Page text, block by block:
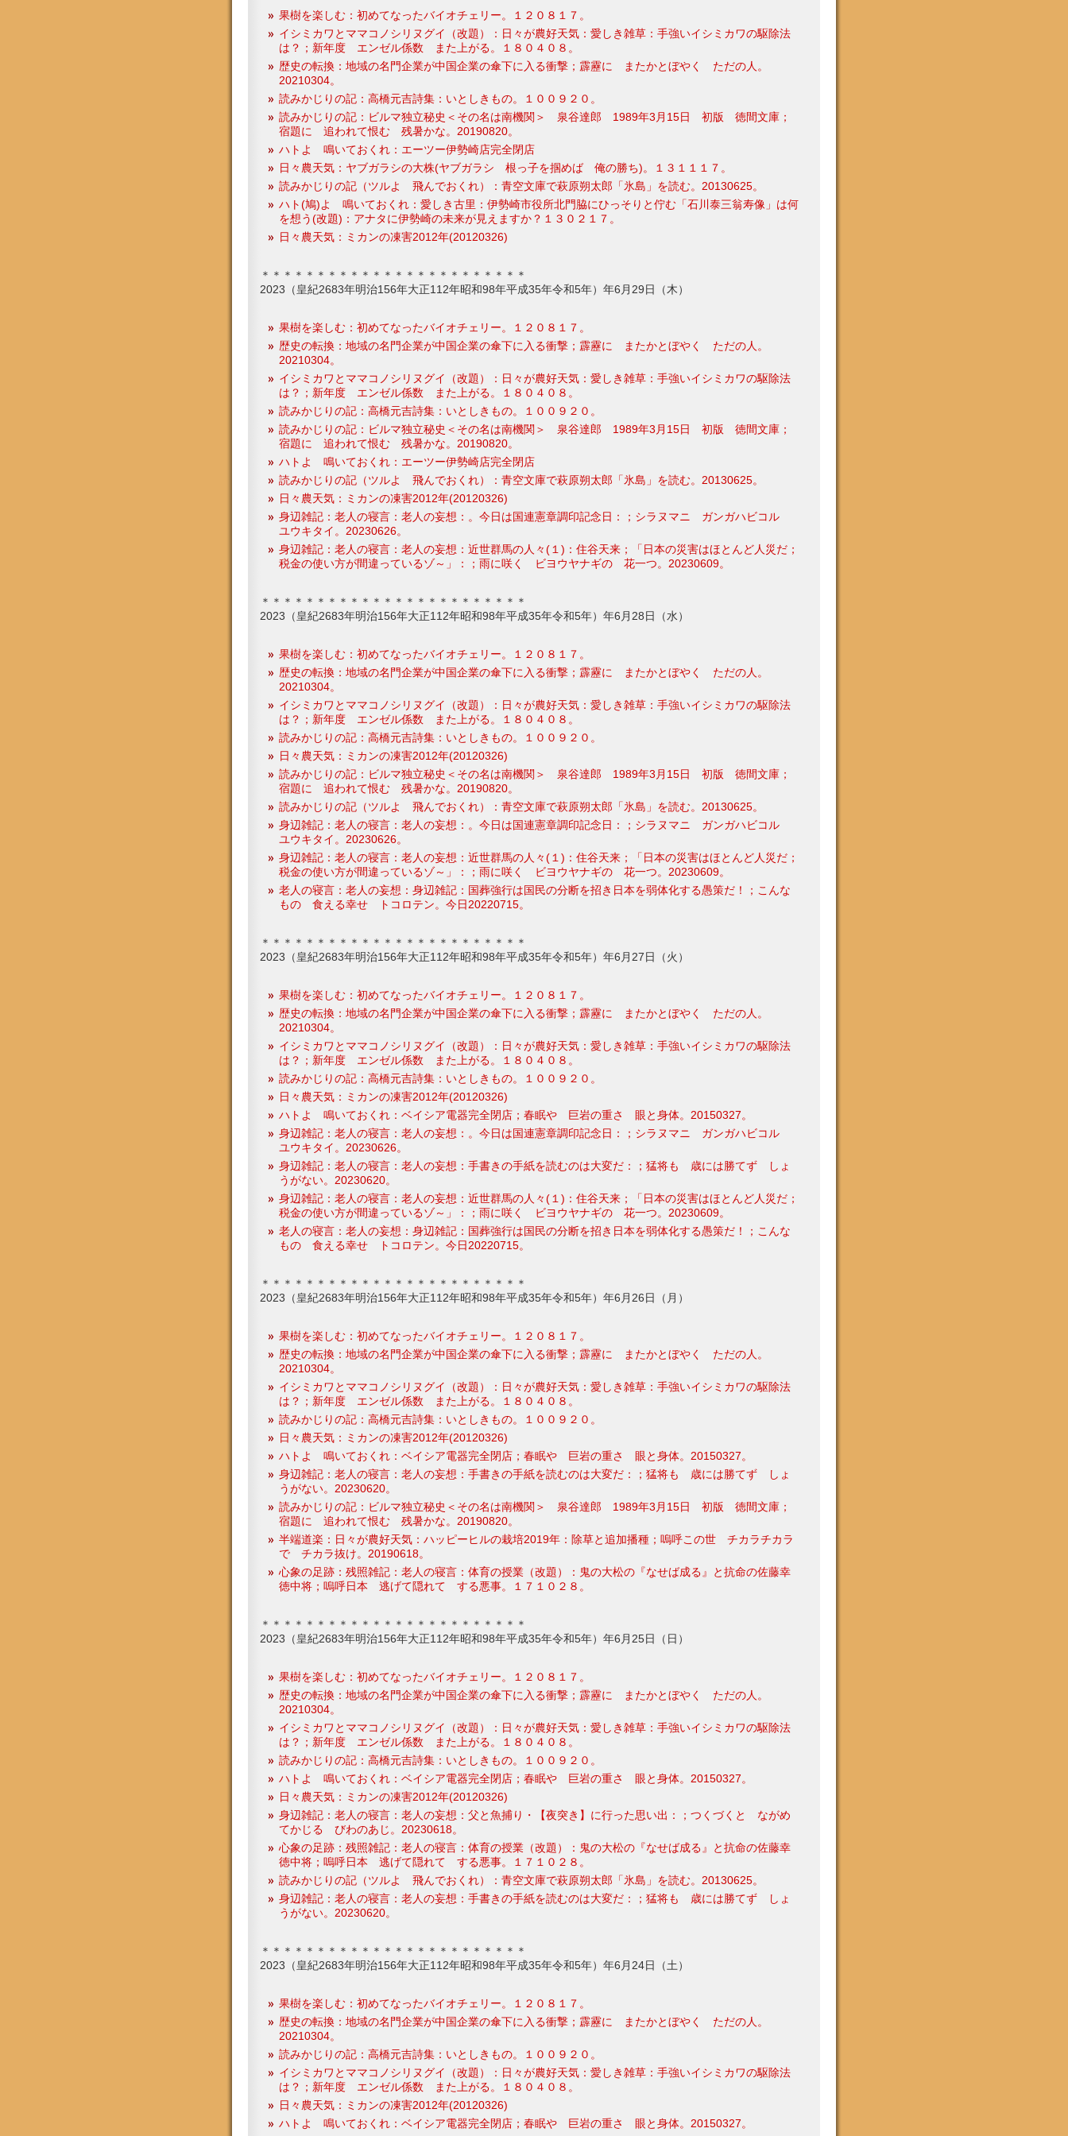
果樹を楽しむ：初めてなったバイオチェリー。１２０８１７。
イシミカワとママコノシリヌグイ（改題）：日々が農好天気：愛しき雑草：手強いイシミカワの駆除法
は？；新年度 エンゼル係数 また上がる。１８０４０８。
歴史の転換：地域の名門企業が中国企業の傘下に入る衝撃；霹靂に またかとぼやく ただの人。
20210304。
読みかじりの記：高橋元吉詩集：いとしきもの。１００９２０。
読みかじりの記：ビルマ独立秘史＜その名は南機関＞ 泉谷達郎 1989年3月15日 初版 徳間文庫；
宿題に 追われて恨む 残暑かな。20190820。
ハトよ 鳴いておくれ：エーツー伊勢崎店完全閉店
日々農天気：ヤブガラシの大株(ヤブガラシ 根っ子を掴めば 俺の勝ち)。１３１１１７。
読みかじりの記（ツルよ 飛んでおくれ）：青空文庫で萩原朔太郎「氷島」を読む。20130625。
ハト(鳩)よ 鳴いておくれ：愛しき古里：伊勢崎市役所北門脇にひっそりと佇む「石川泰三翁寿像」は何
を想う(改題)：アナタに伊勢崎の未来が見えますか？１３０２１７。
日々農天気：ミカンの凍害2012年(20120326)
＊＊＊＊＊＊＊＊＊＊＊＊＊＊＊＊＊＊＊＊＊＊＊＊
2023（皇紀2683年明治156年大正112年昭和98年平成35年令和5年）年6月29日（木）
果樹を楽しむ：初めてなったバイオチェリー。１２０８１７。
歴史の転換：地域の名門企業が中国企業の傘下に入る衝撃；霹靂に またかとぼやく ただの人。
20210304。
イシミカワとママコノシリヌグイ（改題）：日々が農好天気：愛しき雑草：手強いイシミカワの駆除法
は？；新年度 エンゼル係数 また上がる。１８０４０８。
読みかじりの記：高橋元吉詩集：いとしきもの。１００９２０。
読みかじりの記：ビルマ独立秘史＜その名は南機関＞ 泉谷達郎 1989年3月15日 初版 徳間文庫；
宿題に 追われて恨む 残暑かな。20190820。
ハトよ 鳴いておくれ：エーツー伊勢崎店完全閉店
読みかじりの記（ツルよ 飛んでおくれ）：青空文庫で萩原朔太郎「氷島」を読む。20130625。
日々農天気：ミカンの凍害2012年(20120326)
身辺雑記：老人の寝言：老人の妄想：。今日は国連憲章調印記念日：；シラヌマニ ガンガハビコル
ユウキタイ。20230626。
身辺雑記：老人の寝言：老人の妄想：近世群馬の人々(１)：住谷天来；「日本の災害はほとんど人災だ；
税金の使い方が間違っているゾ～」：；雨に咲く ビヨウヤナギの 花一つ。20230609。
＊＊＊＊＊＊＊＊＊＊＊＊＊＊＊＊＊＊＊＊＊＊＊＊
2023（皇紀2683年明治156年大正112年昭和98年平成35年令和5年）年6月28日（水）
果樹を楽しむ：初めてなったバイオチェリー。１２０８１７。
歴史の転換：地域の名門企業が中国企業の傘下に入る衝撃；霹靂に またかとぼやく ただの人。
20210304。
イシミカワとママコノシリヌグイ（改題）：日々が農好天気：愛しき雑草：手強いイシミカワの駆除法
は？；新年度 エンゼル係数 また上がる。１８０４０８。
読みかじりの記：高橋元吉詩集：いとしきもの。１００９２０。
日々農天気：ミカンの凍害2012年(20120326)
読みかじりの記：ビルマ独立秘史＜その名は南機関＞ 泉谷達郎 1989年3月15日 初版 徳間文庫；
宿題に 追われて恨む 残暑かな。20190820。
読みかじりの記（ツルよ 飛んでおくれ）：青空文庫で萩原朔太郎「氷島」を読む。20130625。
身辺雑記：老人の寝言：老人の妄想：。今日は国連憲章調印記念日：；シラヌマニ ガンガハビコル
ユウキタイ。20230626。
身辺雑記：老人の寝言：老人の妄想：近世群馬の人々(１)：住谷天来；「日本の災害はほとんど人災だ；
税金の使い方が間違っているゾ～」：；雨に咲く ビヨウヤナギの 花一つ。20230609。
老人の寝言：老人の妄想：身辺雑記：国葬強行は国民の分断を招き日本を弱体化する愚策だ！；こんな
もの 食える幸せ トコロテン。今日20220715。
＊＊＊＊＊＊＊＊＊＊＊＊＊＊＊＊＊＊＊＊＊＊＊＊
2023（皇紀2683年明治156年大正112年昭和98年平成35年令和5年）年6月27日（火）
果樹を楽しむ：初めてなったバイオチェリー。１２０８１７。
歴史の転換：地域の名門企業が中国企業の傘下に入る衝撃；霹靂に またかとぼやく ただの人。
20210304。
イシミカワとママコノシリヌグイ（改題）：日々が農好天気：愛しき雑草：手強いイシミカワの駆除法
は？；新年度 エンゼル係数 また上がる。１８０４０８。
読みかじりの記：高橋元吉詩集：いとしきもの。１００９２０。
日々農天気：ミカンの凍害2012年(20120326)
ハトよ 鳴いておくれ：ベイシア電器完全閉店；春眠や 巨岩の重さ 眼と身体。20150327。
身辺雑記：老人の寝言：老人の妄想：。今日は国連憲章調印記念日：；シラヌマニ ガンガハビコル
ユウキタイ。20230626。
身辺雑記：老人の寝言：老人の妄想：手書きの手紙を読むのは大変だ：；猛将も 歳には勝てず しょ
うがない。20230620。
身辺雑記：老人の寝言：老人の妄想：近世群馬の人々(１)：住谷天来；「日本の災害はほとんど人災だ；
税金の使い方が間違っているゾ～」：；雨に咲く ビヨウヤナギの 花一つ。20230609。
老人の寝言：老人の妄想：身辺雑記：国葬強行は国民の分断を招き日本を弱体化する愚策だ！；こんな
もの 食える幸せ トコロテン。今日20220715。
＊＊＊＊＊＊＊＊＊＊＊＊＊＊＊＊＊＊＊＊＊＊＊＊
2023（皇紀2683年明治156年大正112年昭和98年平成35年令和5年）年6月26日（月）
果樹を楽しむ：初めてなったバイオチェリー。１２０８１７。
歴史の転換：地域の名門企業が中国企業の傘下に入る衝撃；霹靂に またかとぼやく ただの人。
20210304。
イシミカワとママコノシリヌグイ（改題）：日々が農好天気：愛しき雑草：手強いイシミカワの駆除法
は？；新年度 エンゼル係数 また上がる。１８０４０８。
読みかじりの記：高橋元吉詩集：いとしきもの。１００９２０。
日々農天気：ミカンの凍害2012年(20120326)
ハトよ 鳴いておくれ：ベイシア電器完全閉店；春眠や 巨岩の重さ 眼と身体。20150327。
身辺雑記：老人の寝言：老人の妄想：手書きの手紙を読むのは大変だ：；猛将も 歳には勝てず しょ
うがない。20230620。
読みかじりの記：ビルマ独立秘史＜その名は南機関＞ 泉谷達郎 1989年3月15日 初版 徳間文庫；
宿題に 追われて恨む 残暑かな。20190820。
半端道楽：日々が農好天気：ハッピーヒルの栽培2019年：除草と追加播種；嗚呼この世 チカラチカラ
で チカラ抜け。20190618。
心象の足跡：残照雑記：老人の寝言：体育の授業（改題）：鬼の大松の『なせば成る』と抗命の佐藤幸
徳中将；嗚呼日本 逃げて隠れて する悪事。１７１０２８。
＊＊＊＊＊＊＊＊＊＊＊＊＊＊＊＊＊＊＊＊＊＊＊＊
2023（皇紀2683年明治156年大正112年昭和98年平成35年令和5年）年6月25日（日）
果樹を楽しむ：初めてなったバイオチェリー。１２０８１７。
歴史の転換：地域の名門企業が中国企業の傘下に入る衝撃；霹靂に またかとぼやく ただの人。
20210304。
イシミカワとママコノシリヌグイ（改題）：日々が農好天気：愛しき雑草：手強いイシミカワの駆除法
は？；新年度 エンゼル係数 また上がる。１８０４０８。
読みかじりの記：高橋元吉詩集：いとしきもの。１００９２０。
ハトよ 鳴いておくれ：ベイシア電器完全閉店；春眠や 巨岩の重さ 眼と身体。20150327。
日々農天気：ミカンの凍害2012年(20120326)
身辺雑記：老人の寝言：老人の妄想：父と魚捕り・【夜突き】に行った思い出：；つくづくと ながめ
てかじる びわのあじ。20230618。
心象の足跡：残照雑記：老人の寝言：体育の授業（改題）：鬼の大松の『なせば成る』と抗命の佐藤幸
徳中将；嗚呼日本 逃げて隠れて する悪事。１７１０２８。
読みかじりの記（ツルよ 飛んでおくれ）：青空文庫で萩原朔太郎「氷島」を読む。20130625。
身辺雑記：老人の寝言：老人の妄想：手書きの手紙を読むのは大変だ：；猛将も 歳には勝てず しょ
うがない。20230620。
＊＊＊＊＊＊＊＊＊＊＊＊＊＊＊＊＊＊＊＊＊＊＊＊
2023（皇紀2683年明治156年大正112年昭和98年平成35年令和5年）年6月24日（土）
果樹を楽しむ：初めてなったバイオチェリー。１２０８１７。
歴史の転換：地域の名門企業が中国企業の傘下に入る衝撃；霹靂に またかとぼやく ただの人。
20210304。
読みかじりの記：高橋元吉詩集：いとしきもの。１００９２０。
イシミカワとママコノシリヌグイ（改題）：日々が農好天気：愛しき雑草：手強いイシミカワの駆除法
は？；新年度 エンゼル係数 また上がる。１８０４０８。
日々農天気：ミカンの凍害2012年(20120326)
ハトよ 鳴いておくれ：ベイシア電器完全閉店；春眠や 巨岩の重さ 眼と身体。20150327。